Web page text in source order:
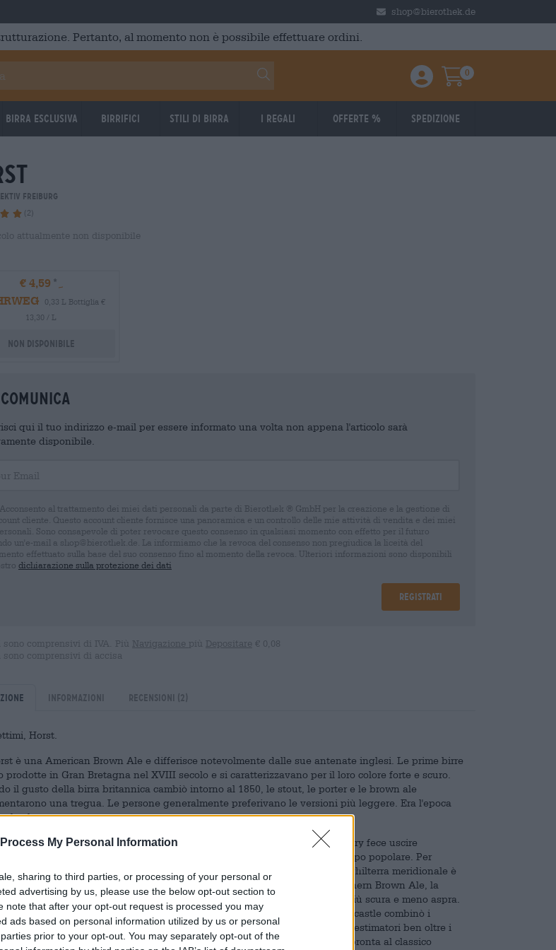
My Personal Information
sharing to third parties, or processing of your personal or
advertising by us, please use the below opt-out section to
note that after your opt-out request is processed you may
ads based on personal information utilized by us or personal
prior to your opt-out. You may separately opt-out of the
shop@bierothek.de
Pertanto, al momento non è possibile effettuare ordini.
Einloggen / Anmelden
Warenkorb
0
Birra Esclusiva Birrifici Stili di birra I regali Offerte % Spedizione
Freiburg
(2)
attualmente non disponibile
€ 4,59
0,33 L Bottiglia €
13,30 / L
Non disponibile
Comunica
qui il tuo indirizzo e-mail per essere informato una volta non appena l'articolo sarà
disponibile.
Acconsento al trattamento dei miei dati personali da parte di Bierothek ® GmbH per la creazione e la gestione di
cliente. Questo account cliente fornisce una panoramica e un controllo delle mie attività di vendita e dei miei
Sono consapevole di poter revocare questo consenso in qualsiasi momento con effetto per il futuro
un'e-mail a shop@bierothek.de. La informiamo che la revoca del consenso non pregiudica la liceità del
effettuato sulla base del suo consenso fino al momento della revoca. Ulteriori informazioni sono disponibili
dichiarazione sulla protezione dei dati
Registrati
sono comprensivi di IVA. Più Navigazione più Depositare € 0,08
sono comprensivi di accisa
Informazioni Recensioni (2)
Horst.
è una American Brown Ale e differisce notevolmente dalle sue antenate inglesi. Le prime birre
prodotte in Gran Bretagna nel XVIII secolo e si caratterizzavano per il loro colore forte e scuro.
il gusto della birra britannica cambiò intorno al 1850, le stout, le porter e le brown ale
una tregua. Le persone generalmente preferivano le versioni più leggere. Era l'epoca
ale.
negli anni '20 che si verificò un altro punto di svolta: la Newcastle Brewery fece uscire
la birra scura e diede inizio a una rinascita dello stile di birra un tempo popolare. Per
un prodotto contemporaneo, la ricetta della London Brown Ale dell'Inghilterra meridionale è
abbinata a quella della brown ale diffusa nel nord. A differenza della Northern Brown Ale, la
Brown Ale è più caramellata, ha una gradazione alcolica inferiore ed è più scura e meno aspra.
del nord, invece, è più nocciola, più secca e più leggera. Il birrificio Newcastle combinò i
componenti di entrambe le birre e nacque la nuova brown ale, trovando estimatori ben oltre i
dell'isola. L'hype si diffuse in America. Qui, tuttavia, danno la propria impronta al classico